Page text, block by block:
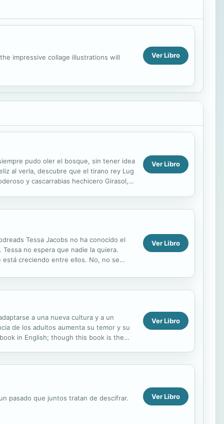
impressive collage illustrations will Ver Libro
siempre pudo oler el bosque, sin tener idea
al verla, descubre que el tirano rey Lug
y cascarrabias hechicero Girasol,
Ver Libro
Tessa Jacobs no ha conocido el
no espera que nadie la quiera.
está creciendo entre ellos. No, no se
Ver Libro
a una nueva cultura y a un
de los adultos aumenta su temor y su
English; though this book is the
Ver Libro
pasado que juntos tratan de descifrar. Ver Libro